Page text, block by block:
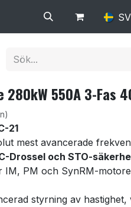
SV
550A 3-Fas
21
mest avancerade
Drossel och STO-
IM, PM och SynRM-
styrning av